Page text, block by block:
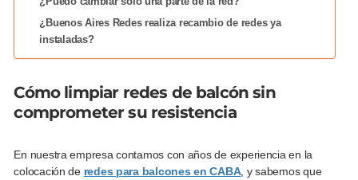
¿Buenos Aires Redes realiza recambio de redes ya
instaladas?
Cómo limpiar redes de balcón sin
comprometer su resistencia
En nuestra empresa contamos con años de experiencia en la
colocación de redes para balcones en CABA, y sabemos que